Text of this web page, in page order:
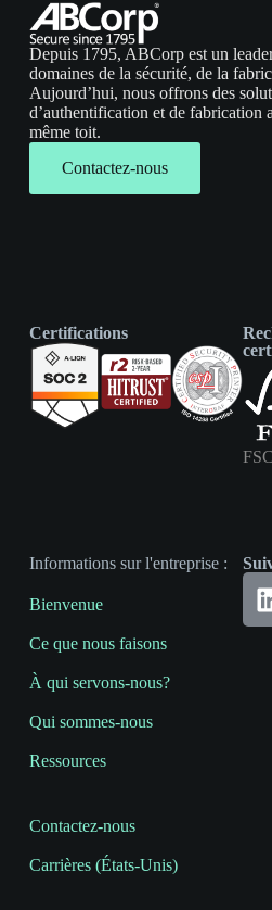
Depuis 1795, ABCorp est un
domaines de la sécurité, de la
Aujourd’hui, nous offrons des
d’authentification et de fabrication
même toit.
Contactez-nous
Certifications
Informations sur l'entreprise :
Bienvenue
Ce que nous faisons
À qui servons-nous?
Qui sommes-nous
Ressources
Contactez-nous
Carrières (États-Unis)